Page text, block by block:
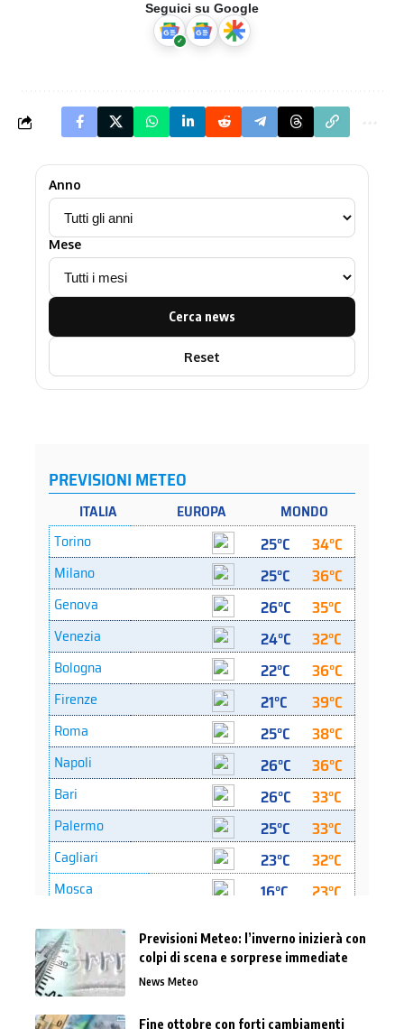
Seguici su Google
Anno
Mese
Cerca news
Reset
Previsioni Meteo: l’inverno inizierà con
colpi di scena e sorprese immediate
News Meteo
Fine ottobre con forti cambiamenti